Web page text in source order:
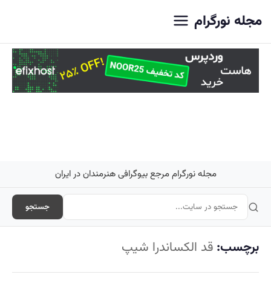
مجله نورگرام
مجله نورگرام مرجع بیوگرافی هنرمندان در ایران
جستجو
برچسب: قد الکساندرا شیپ